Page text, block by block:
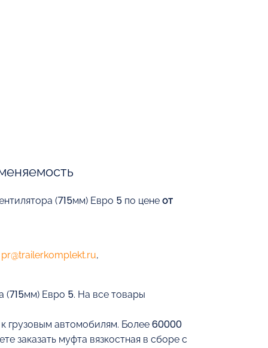
(715мм) Евро 5 по цене от
pr@trailerkomplekt.ru,
(715мм) Евро 5. На все товары
грузовым автомобилям. Более 60000
заказать муфта вязкостная в сборе с